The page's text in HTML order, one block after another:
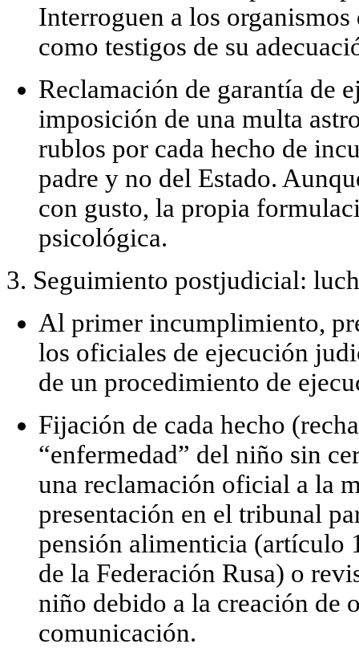
Interroguen a los
como testigos de su
Reclamación de garantía de
imposición de una multa
rublos por cada hecho de
padre y no del Estado.
con gusto, la propia
psicológica.
3. Seguimiento postjudicial:
Al primer incumplimiento,
los oficiales de ejecución
de un procedimiento de
Fijación de cada hecho
“enfermedad” del niño sin
una reclamación oficial a la
presentación en el tribunal
pensión alimenticia (artículo
de la Federación Rusa) o
niño debido a la creación de
comunicación.